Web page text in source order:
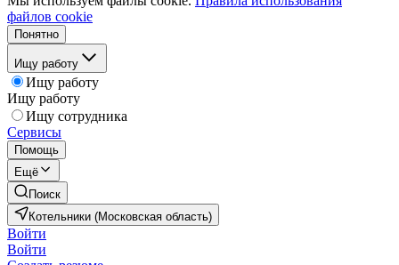
файлов cookie
Понятно
Ищу работу
Ищу работу
Ищу работу
Ищу сотрудника
Сервисы
Помощь
Ещё
Поиск
Котельники (Московская область)
Войти
Войти